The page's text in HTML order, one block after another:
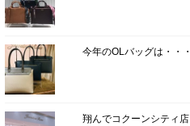
今年のOLバッグは・・・
翔んでコクーンシティ店